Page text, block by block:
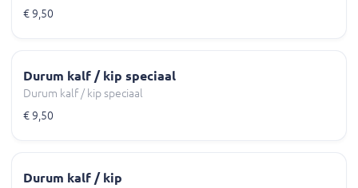
€ 9,50
Durum kalf / kip speciaal
Durum kalf / kip speciaal
€ 9,50
Durum kalf / kip